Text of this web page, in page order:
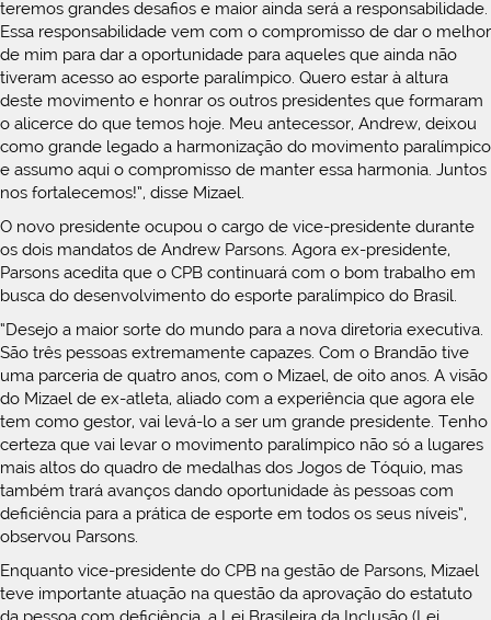
teremos grandes desafios e maior ainda será a responsabilidade.
Essa responsabilidade vem com o compromisso de dar o melhor
de mim para dar a oportunidade para aqueles que ainda não
tiveram acesso ao esporte paralímpico. Quero estar à altura
deste movimento e honrar os outros presidentes que formaram
o alicerce do que temos hoje. Meu antecessor, Andrew, deixou
como grande legado a harmonização do movimento paralímpico
e assumo aqui o compromisso de manter essa harmonia. Juntos
nos fortalecemos!”, disse Mizael.
O novo presidente ocupou o cargo de vice-presidente durante
os dois mandatos de Andrew Parsons. Agora ex-presidente,
Parsons acedita que o CPB continuará com o bom trabalho em
busca do desenvolvimento do esporte paralímpico do Brasil.
“Desejo a maior sorte do mundo para a nova diretoria executiva.
São três pessoas extremamente capazes. Com o Brandão tive
uma parceria de quatro anos, com o Mizael, de oito anos. A visão
do Mizael de ex-atleta, aliado com a experiência que agora ele
tem como gestor, vai levá-lo a ser um grande presidente. Tenho
certeza que vai levar o movimento paralímpico não só a lugares
mais altos do quadro de medalhas dos Jogos de Tóquio, mas
também trará avanços dando oportunidade às pessoas com
deficiência para a prática de esporte em todos os seus níveis”,
observou Parsons.
Enquanto vice-presidente do CPB na gestão de Parsons, Mizael
teve importante atuação na questão da aprovação do estatuto